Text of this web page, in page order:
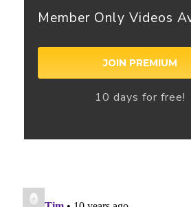
Member Only Videos
JOIN PREMIUM
10 days for free!